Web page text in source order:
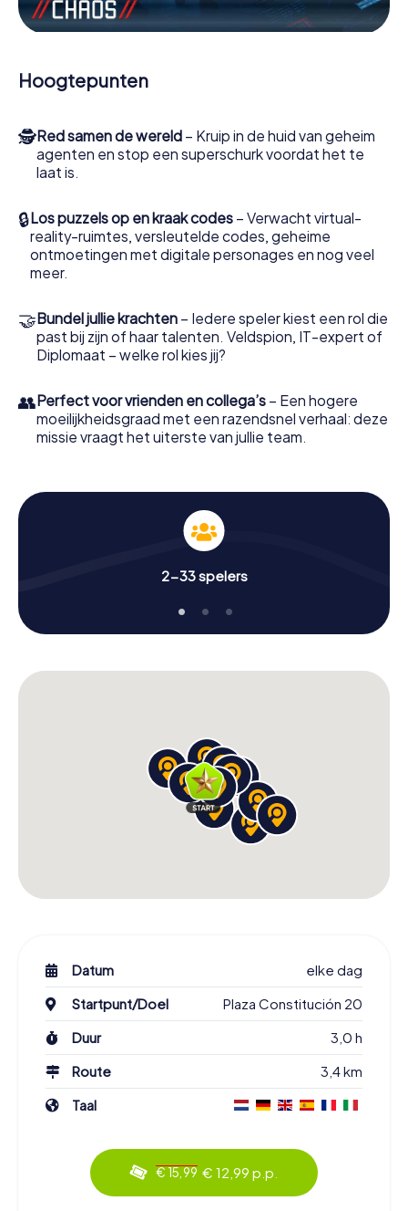
Werk samen als een team, onderschep vijandige
spionnen en lok de handlangers van de schurk naar je toe.
excelleren om de slechteriken te stoppen. In
tegenstelling tot James Bond en Co. zullen jouw daden
jezelf en jouw team in de hoogste score van Loja en krijg
toegang tot jouw eigen fotogalerij. De escape game van
myCityHunt verandert Loja in jouw eigen persoonlijke
spionage en geheime agenten en verander Loja in een
escaperoom in de buitenlucht!
Hoogtepunten
🕵Red samen de wereld – Kruip in de huid van geheim
agenten en stop een superschurk voordat het te
laat is.
🔒Los puzzels op en kraak codes – Verwacht virtual-
reality-ruimtes, versleutelde codes, geheime
ontmoetingen met digitale personages en nog veel
meer.
🤝Bundel jullie krachten – Iedere speler kiest een rol die
past bij zijn of haar talenten. Veldspion, IT-expert of
Diplomaat – welke rol kies jij?
👥Perfect voor vrienden en collega’s – Een hogere
moeilijkheidsgraad met een razendsnel verhaal: deze
missie vraagt het uiterste van jullie team.
2-33 spelers
Datum
elke dag
Startpunt/Doel
Plaza Constitución 20
Duur
3,0 h
Route
3,4 km
Taal
€ 15,99 € 12,99 p.p.